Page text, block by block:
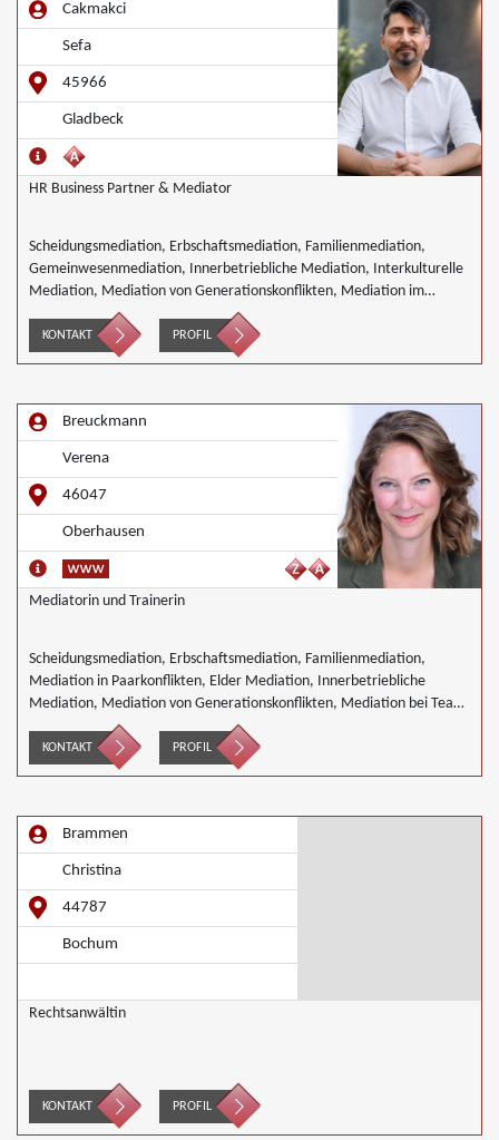
Cakmakci
Sefa
45966
Gladbeck
HR Business Partner & Mediator
Scheidungsmediation, Erbschaftsmediation, Familienmediation,
Gemeinwesenmediation, Innerbetriebliche Mediation, Interkulturelle
Mediation, Mediation von Generationskonflikten, Mediation im
öffentlichen Bereich, Mediation bei Team- und Gruppenkonflikten,
Nachbarschaftsmediation, Schulmediation, Wirtschaftsmediation
KONTAKT PROFIL
Breuckmann
Verena
46047
Oberhausen
Mediatorin und Trainerin
Scheidungsmediation, Erbschaftsmediation, Familienmediation,
Mediation in Paarkonflikten, Elder Mediation, Innerbetriebliche
Mediation, Mediation von Generationskonflikten, Mediation bei Team-
und Gruppenkonflikten, Nachbarschaftsmediation
KONTAKT PROFIL
Brammen
Christina
44787
Bochum
Rechtsanwältin
KONTAKT PROFIL